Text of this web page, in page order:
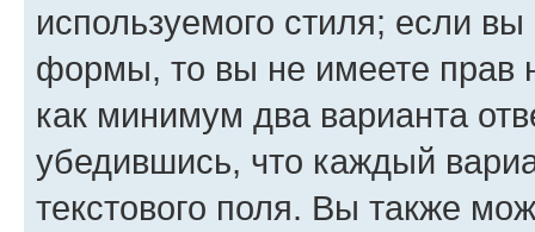
используемого стиля; если
формы, то вы не имеете прав
как минимум два варианта
убедившись, что каждый
текстового поля. Вы также